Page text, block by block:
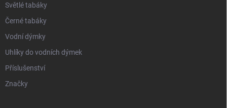
Světlé tabáky
Černé tabáky
Vodní dýmky
Uhlíky do vodních dýmek
Příslušenství
Značky